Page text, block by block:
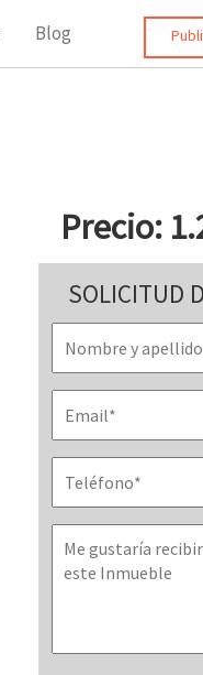
Blog
Precio:
SOLICITUD